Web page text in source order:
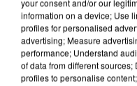
your consent and/or our
information on a device; Use
profiles for personalised
advertising; Measure
performance; Understand
of data from different
profiles to personalise